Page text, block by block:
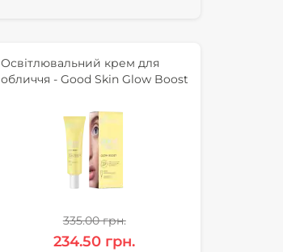
Освітлювальний крем для
обличчя - Good Skin Glow Boost
335.00 грн.
234.50 грн.